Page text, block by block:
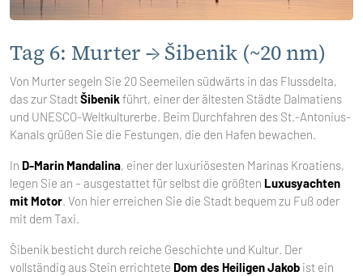
Tag 6: Murter → Šibenik (~20 nm)
Von Murter segeln Sie 20 Seemeilen südwärts in das Flussdelta,
das zur StadtŠibenikführt, einer der ältesten Städte Dalmatiens
und UNESCO-Weltkulturerbe. Beim Durchfahren des St.-Antonius-
Kanals grüßen Sie die Festungen, die den Hafen bewachen.
In D-Marin Mandalina, einer der luxuriösesten Marinas Kroatiens,
legen Sie an – ausgestattet für selbst die größten Luxusyachten
mit Motor. Von hier erreichen Sie die Stadt bequem zu Fuß oder
mit dem Taxi.
Šibenik besticht durch reiche Geschichte und Kultur. Der
vollständig aus Stein errichtete Dom des Heiligen Jakob ist ein